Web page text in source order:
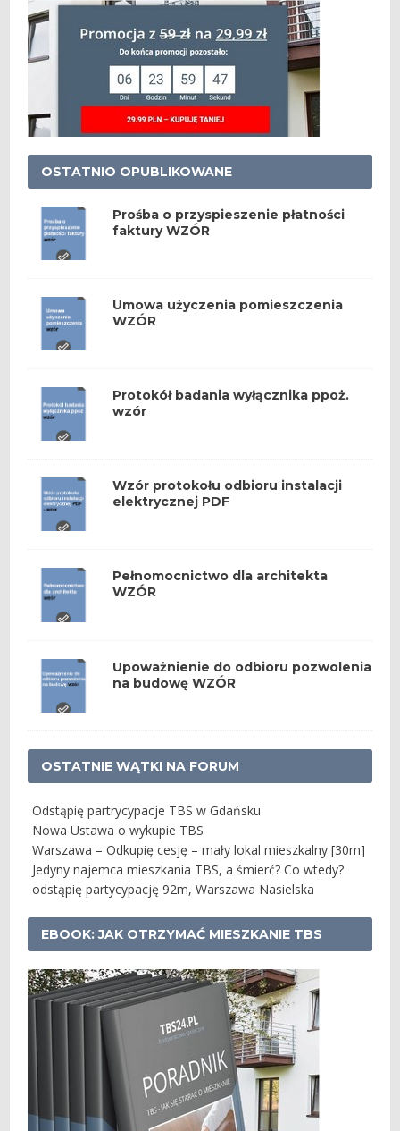
OSTATNIO OPUBLIKOWANE
Prośba o przyspieszenie płatności
faktury WZÓR
Umowa użyczenia pomieszczenia
WZÓR
Protokół badania wyłącznika ppoż.
wzór
Wzór protokołu odbioru instalacji
elektrycznej PDF
Pełnomocnictwo dla architekta
WZÓR
Upoważnienie do odbioru pozwolenia
na budowę WZÓR
OSTATNIE WĄTKI NA FORUM
Odstąpię partrycypacje TBS w Gdańsku
Nowa Ustawa o wykupie TBS
Warszawa – Odkupię cesję – mały lokal mieszkalny [30m]
Jedyny najemca mieszkania TBS, a śmierć? Co wtedy?
odstąpię partycypację 92m, Warszawa Nasielska
EBOOK: JAK OTRZYMAĆ MIESZKANIE TBS